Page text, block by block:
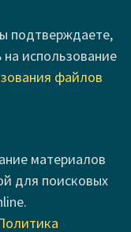
подтверждаете,
использование
файлов
материалов
для поисковых